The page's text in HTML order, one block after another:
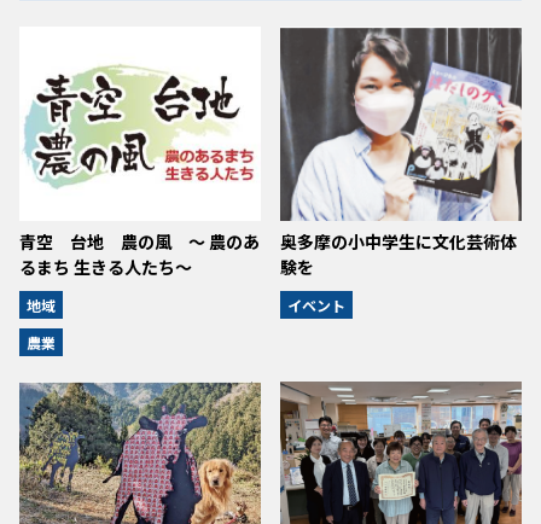
青空 台地 農の風 ～ 農のあ
るまち 生きる人たち～
地域
農業
奥多摩の小中学生に文化芸術体
験を
イベント